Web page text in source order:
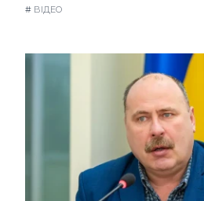
# ВІДЕО